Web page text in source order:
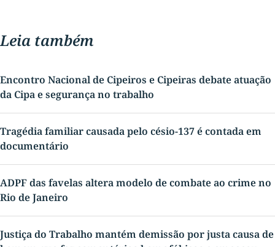
Leia também
Encontro Nacional de Cipeiros e Cipeiras debate atuação
da Cipa e segurança no trabalho
Tragédia familiar causada pelo césio-137 é contada em
documentário
ADPF das favelas altera modelo de combate ao crime no
Rio de Janeiro
Justiça do Trabalho mantém demissão por justa causa de